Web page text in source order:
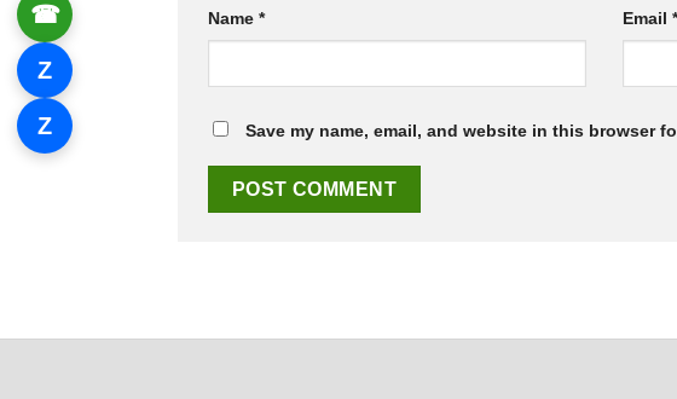
Name * Email
Save my name, email, and website in this browser
☎
Z
Z